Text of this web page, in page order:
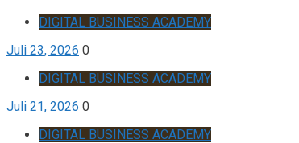
DIGITAL BUSINESS ACADEMY
Juli 23, 2026 0
DIGITAL BUSINESS ACADEMY
Juli 21, 2026 0
DIGITAL BUSINESS ACADEMY